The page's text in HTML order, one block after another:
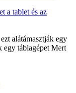
a tablet és az
alátámasztják egy
egy táblagépet Mert